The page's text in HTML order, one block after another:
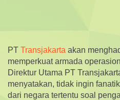
PT Transjakarta akan
memperkuat armada
Direktur Utama PT
menyatakan, tidak ingin
dari negara tertentu soal